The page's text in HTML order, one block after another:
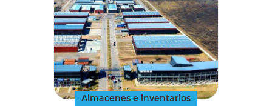
Almacenes e inventarios